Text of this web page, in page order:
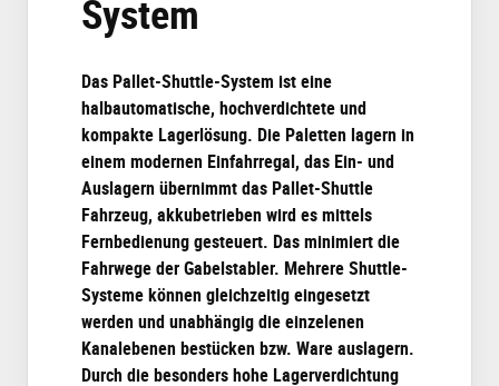
System
Das Pallet-Shuttle-System ist eine
halbautomatische, hochverdichtete und
kompakte Lagerlösung. Die Paletten lagern in
einem modernen Einfahrregal, das Ein- und
Auslagern übernimmt das Pallet-Shuttle
Fahrzeug, akkubetrieben wird es mittels
Fernbedienung gesteuert. Das minimiert die
Fahrwege der Gabelstabler. Mehrere Shuttle-
Systeme können gleichzeitig eingesetzt
werden und unabhängig die einzelenen
Kanalebenen bestücken bzw. Ware auslagern.
Durch die besonders hohe Lagerverdichtung